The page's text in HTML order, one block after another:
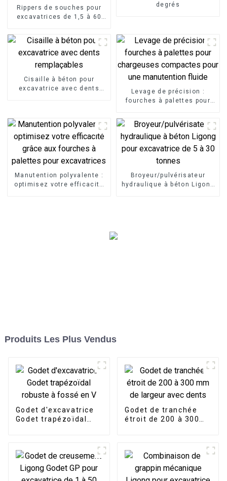
Rippers de souches pour
excavatrices de 1,5 à 60
degrés
Cisaille à béton pour
excavatrice avec dents
Levage de précision :
fourches à palettes pour
fluide
Manutention polyvalente :
optimisez votre efficacité
Broyeur/pulvérisateur
hydraulique à béton Ligong
Produits Les Plus Vendus
Godet d'excavatrice
Godet trapézoïdal
Godet de tranchée
étroit de 200 à 300